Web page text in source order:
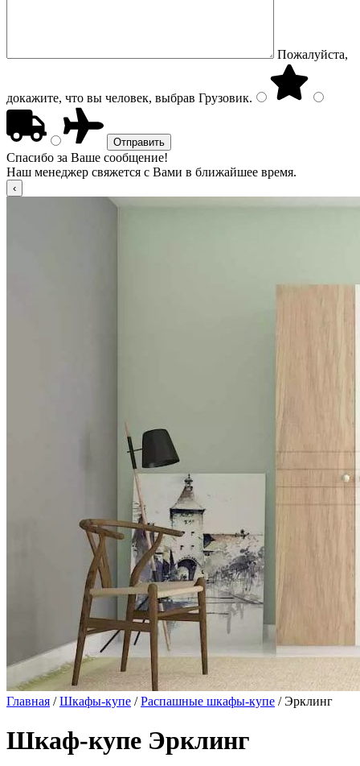
Пожалуйста,
докажите, что вы человек, выбрав Грузовик.
Спасибо за Ваше сообщение!
Наш менеджер свяжется с Вами в ближайшее время.
Главная /Шкафы-купе /Распашные шкафы-купе / Эрклинг
Шкаф-купе Эрклинг